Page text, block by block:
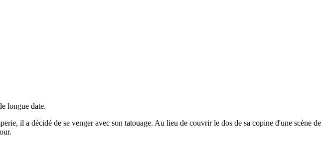
longue date.
il a décidé de se venger avec son tatouage. Au lieu de couvrir le dos de sa copine d'une scène de